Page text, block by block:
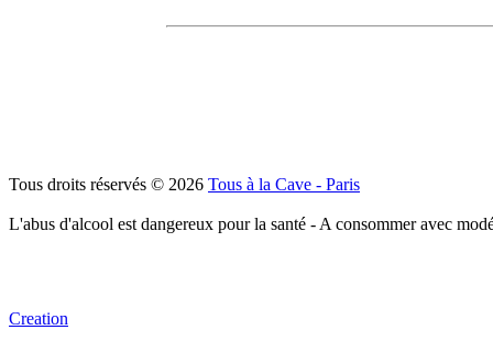
Tous droits réservés © 2026 Tous à la Cave - Paris
L'abus d'alcool est dangereux pour la santé - A consommer avec
Creation